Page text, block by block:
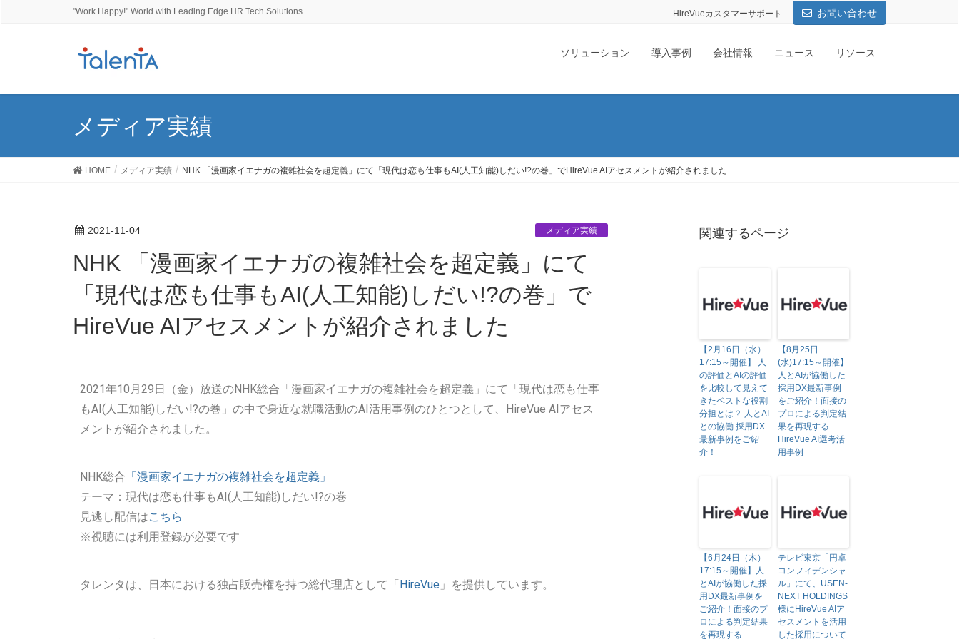
"Work Happy!" World with Leading Edge HR Tech Solutions. HireVueカスタマーサポート お問い合わせ
ソリューション 導入事例 会社情報 ニュース リソース
メディア実績
HOME メディア実績 NHK 「漫画家イエナガの複雑社会を超定義」にて「現代は恋も仕事もAI(人工知能)しだい!?の巻」でHireVue AIアセスメントが紹介されました
2021-11-04 メディア実績
NHK 「漫画家イエナガの複雑社会を超定義」にて
「現代は恋も仕事もAI(人工知能)しだい!?の巻」で
HireVue AIアセスメントが紹介されました
2021年10月29日（金）放送のNHK総合「漫画家イエナガの複雑社会を超定義」にて「現代は恋も仕事
もAI(人工知能)しだい!?の巻」の中で身近な就職活動のAI活用事例のひとつとして、HireVue AIアセス
メントが紹介されました。
NHK総合 「漫画家イエナガの複雑社会を超定義」
テーマ：現代は恋も仕事もAI(人工知能)しだい!?の巻
見逃し配信はこちら
※視聴には利用登録が必要です
タレンタは、日本における独占販売権を持つ総代理店として「 HireVue 」を提供しています。
関連するページ
【2月16日（水）
17:15～開催】 人
の評価とAIの評価
を比較して見えて
きたベストな役割
分担とは？ 人とAI
との協働 採用DX
最新事例をご紹
介！
【8月25日
(水)17:15～開催】
人とAIが協働した
採用DX最新事例
をご紹介！面接の
プロによる判定結
果を再現する
HireVue AI選考活
用事例
【6月24日（木）
17:15～開催】人
とAIが協働した採
用DX最新事例を
ご紹介！面接のプ
ロによる判定結果
を再現する
テレビ東京「円卓
コンフィデンシャ
ル」にて、USEN-
NEXT HOLDINGS
様にHireVue AIア
セスメントを活用
した採用について